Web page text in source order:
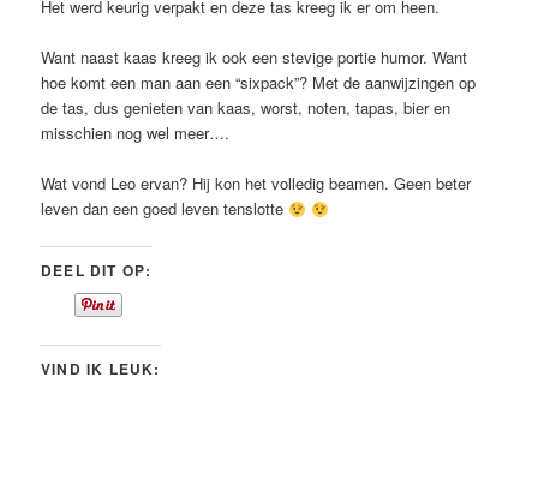
Het werd keurig verpakt en deze tas kreeg ik er om heen.
Want naast kaas kreeg ik ook een stevige portie humor. Want
hoe komt een man aan een “sixpack”? Met de aanwijzingen op
de tas, dus genieten van kaas, worst, noten, tapas, bier en
misschien nog wel meer….
Wat vond Leo ervan? Hij kon het volledig beamen. Geen beter
leven dan een goed leven tenslotte
DEEL DIT OP:
VIND IK LEUK: